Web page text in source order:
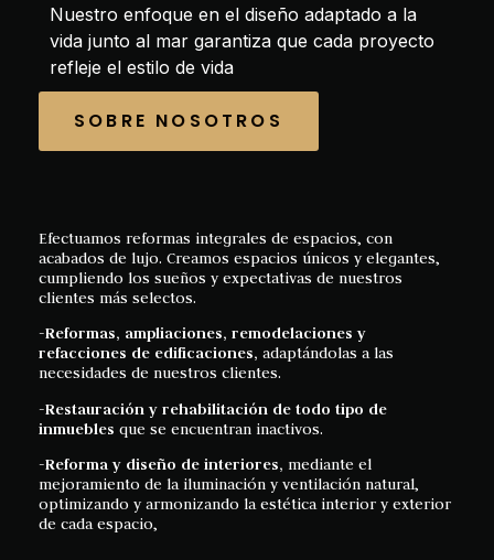
Efectuamos reformas integrales de espacios, con
acabados de lujo. Creamos espacios únicos y elegantes,
cumpliendo los sueños y expectativas de nuestros
clientes más selectos.
-Reformas, ampliaciones, remodelaciones y
refacciones de edificaciones, adaptándolas a las
necesidades de nuestros clientes.
-Restauración y rehabilitación de todo tipo de
inmuebles que se encuentran inactivos.
-Reforma y diseño de interiores, mediante el
mejoramiento de la iluminación y ventilación natural,
optimizando y armonizando la estética interior y exterior
de cada espacio,
Nuestro enfoque en el diseño adaptado a la
vida junto al mar garantiza que cada proyecto
refleje el estilo de vida
SOBRE NOSOTROS